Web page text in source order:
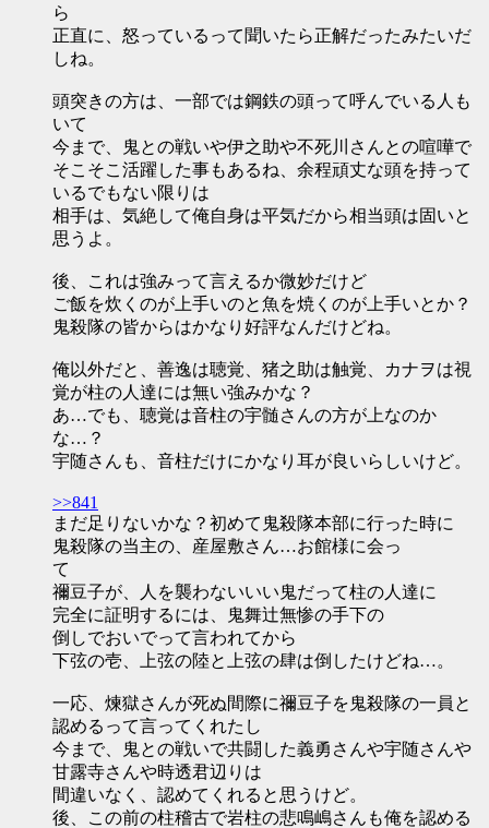
ら
正直に、怒っているって聞いたら正解だったみたいだ
しね。
頭突きの方は、一部では鋼鉄の頭って呼んでいる人も
いて
今まで、鬼との戦いや伊之助や不死川さんとの喧嘩で
そこそこ活躍した事もあるね、余程頑丈な頭を持って
いるでもない限りは
相手は、気絶して俺自身は平気だから相当頭は固いと
思うよ。
後、これは強みって言えるか微妙だけど
ご飯を炊くのが上手いのと魚を焼くのが上手いとか？
鬼殺隊の皆からはかなり好評なんだけどね。
俺以外だと、善逸は聴覚、猪之助は触覚、カナヲは視
覚が柱の人達には無い強みかな？
あ…でも、聴覚は音柱の宇髄さんの方が上なのか
な…？
宇随さんも、音柱だけにかなり耳が良いらしいけど。
>>841
まだ足りないかな？初めて鬼殺隊本部に行った時に
鬼殺隊の当主の、産屋敷さん…お館様に会っ
て
禰豆子が、人を襲わないいい鬼だって柱の人達に
完全に証明するには、鬼舞辻無惨の手下の
倒しでおいでって言われてから
下弦の壱、上弦の陸と上弦の肆は倒したけどね…。
一応、煉獄さんが死ぬ間際に禰豆子を鬼殺隊の一員と
認めるって言ってくれたし
今まで、鬼との戦いで共闘した義勇さんや宇随さんや
甘露寺さんや時透君辺りは
間違いなく、認めてくれると思うけど。
後、この前の柱稽古で岩柱の悲鳴嶋さんも俺を認める